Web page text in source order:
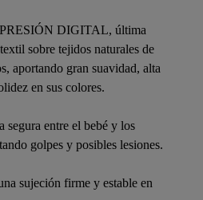
DIGITAL, última
sobre tejidos naturales de
aportando gran suavidad, alta
en sus colores.
segura entre el bebé y los
golpes y posibles lesiones.
sujeción firme y estable en